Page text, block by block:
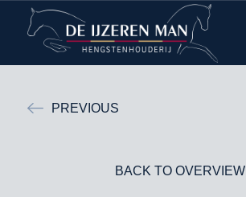
PREVIOUS
BACK TO OVERVIEW